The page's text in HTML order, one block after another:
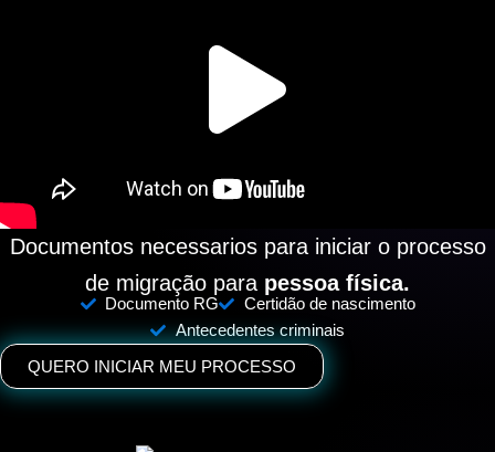
Documentos necessarios para iniciar o processo
de migração para pessoa física.
Documento RG
Certidão de nascimento
Antecedentes criminais
QUERO INICIAR MEU PROCESSO